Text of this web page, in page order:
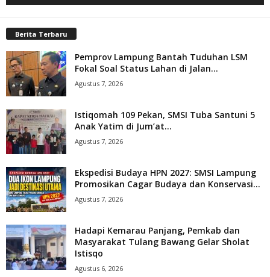
Berita Terbaru
Pemprov Lampung Bantah Tuduhan LSM
Fokal Soal Status Lahan di Jalan...
Agustus 7, 2026
Istiqomah 109 Pekan, SMSI Tuba Santuni 5
Anak Yatim di Jum’at...
Agustus 7, 2026
Ekspedisi Budaya HPN 2027: SMSI Lampung
Promosikan Cagar Budaya dan Konservasi...
Agustus 7, 2026
Hadapi Kemarau Panjang, Pemkab dan
Masyarakat Tulang Bawang Gelar Sholat
Istisqo
Agustus 6, 2026